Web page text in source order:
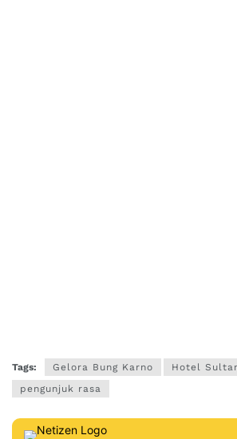
Tags: Gelora Bung Karno Hotel
pengunjuk rasa